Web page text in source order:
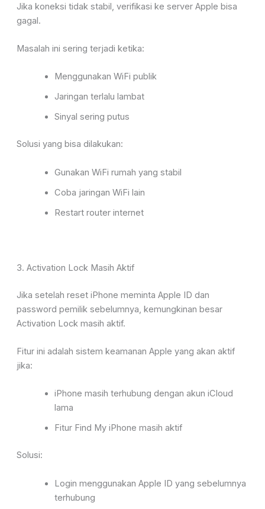
Jika koneksi tidak stabil, verifikasi ke server Apple bisa
gagal.
Masalah ini sering terjadi ketika:
Menggunakan WiFi publik
Jaringan terlalu lambat
Sinyal sering putus
Solusi yang bisa dilakukan:
Gunakan WiFi rumah yang stabil
Coba jaringan WiFi lain
Restart router internet
3. Activation Lock Masih Aktif
Jika setelah reset iPhone meminta Apple ID dan
password pemilik sebelumnya, kemungkinan besar
Activation Lock masih aktif.
Fitur ini adalah sistem keamanan Apple yang akan aktif
jika:
iPhone masih terhubung dengan akun iCloud
lama
Fitur Find My iPhone masih aktif
Solusi:
Login menggunakan Apple ID yang sebelumnya
terhubung